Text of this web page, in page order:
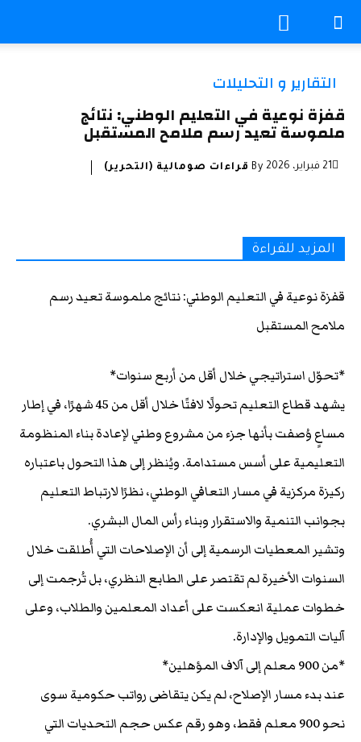
التقارير و التحليلات
قفزة نوعية في التعليم الوطني: نتائج
ملموسة تعيد رسم ملامح المستقبل
21 فبراير، 2026 By قراءات صومالية (التحرير)
المزيد للقراءة
قفزة نوعية في التعليم الوطني: نتائج ملموسة تعيد رسم
ملامح المستقبل
*تحوّل استراتيجي خلال أقل من أربع سنوات*
يشهد قطاع التعليم تحولًا لافتًا خلال أقل من 45 شهرًا، في إطار
مساعٍ وُصفت بأنها جزء من مشروع وطني لإعادة بناء المنظومة
التعليمية على أسس مستدامة. ويُنظر إلى هذا التحول باعتباره
ركيزة مركزية في مسار التعافي الوطني، نظرًا لارتباط التعليم
بجوانب التنمية والاستقرار وبناء رأس المال البشري.
وتشير المعطيات الرسمية إلى أن الإصلاحات التي أُطلقت خلال
السنوات الأخيرة لم تقتصر على الطابع النظري، بل تُرجمت إلى
خطوات عملية انعكست على أعداد المعلمين والطلاب، وعلى
آليات التمويل والإدارة.
*من 900 معلم إلى آلاف المؤهلين*
عند بدء مسار الإصلاح، لم يكن يتقاضى رواتب حكومية سوى
نحو 900 معلم فقط، وهو رقم عكس حجم التحديات التي